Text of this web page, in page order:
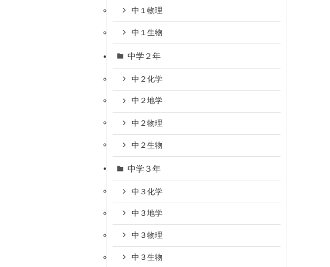
中１物理
中１生物
中学２年
中２化学
中２地学
中２物理
中２生物
中学３年
中３化学
中３地学
中３物理
中３生物